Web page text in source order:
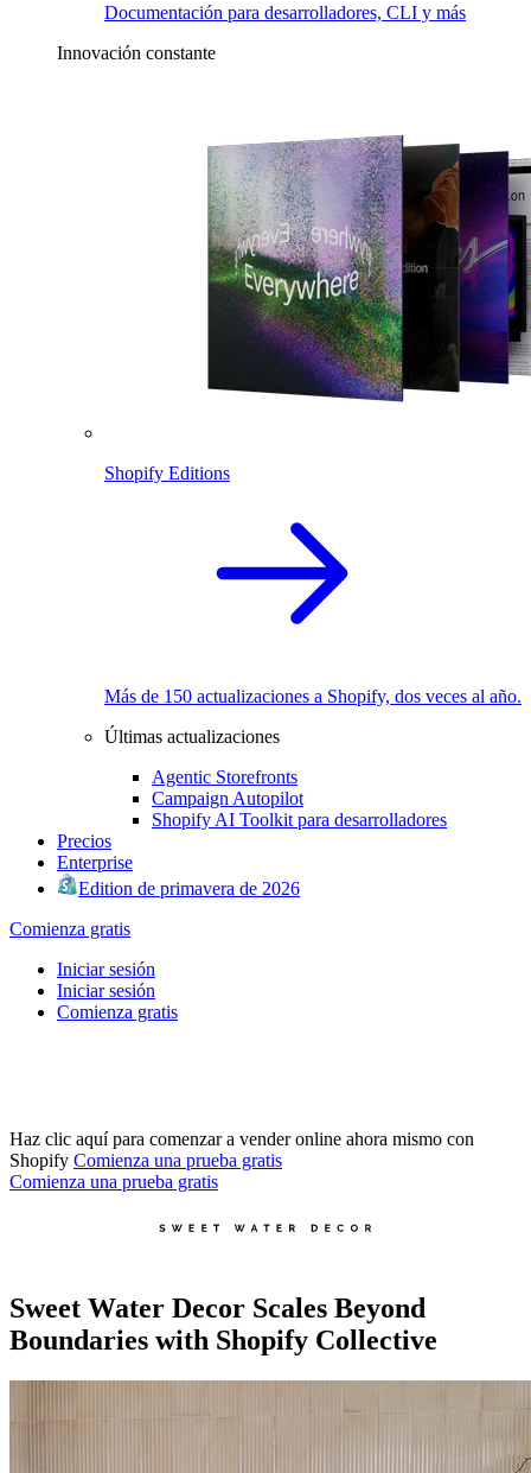
Documentación para desarrolladores, CLI y más
Innovación constante
Shopify Editions
Más de 150 actualizaciones a Shopify, dos veces al año.
Últimas actualizaciones
Agentic Storefronts
Campaign Autopilot
Shopify AI Toolkit para desarrolladores
Precios
Enterprise
Edition de primavera de 2026
Comienza gratis
Iniciar sesión
Iniciar sesión
Comienza gratis
Haz clic aquí para comenzar a vender online ahora mismo con
Shopify Comienza una prueba gratis
Comienza una prueba gratis
Sweet Water Decor Scales Beyond
Boundaries with Shopify Collective